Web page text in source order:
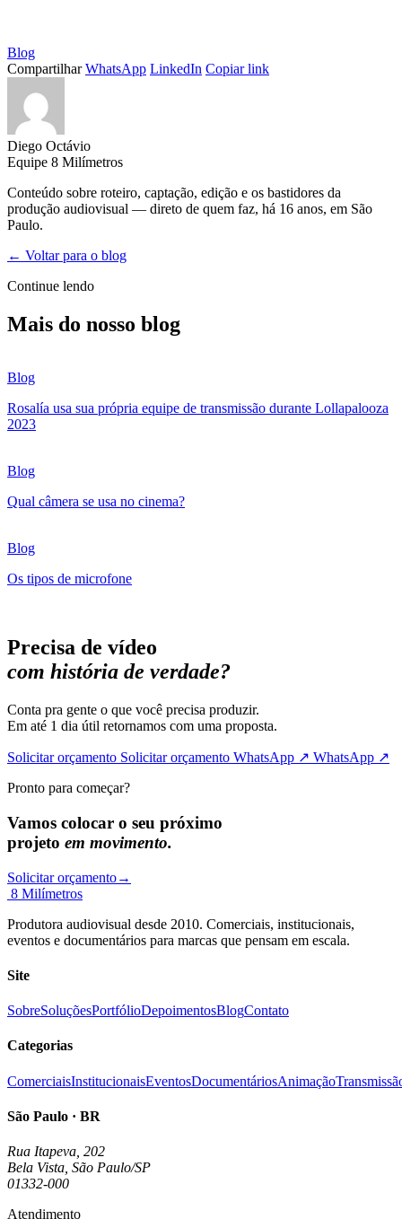
Blog
Compartilhar WhatsApp LinkedIn Copiar link
Diego Octávio
Equipe 8 Milímetros
Conteúdo sobre roteiro, captação, edição e os bastidores da
produção audiovisual — direto de quem faz, há 16 anos, em São
Paulo.
← Voltar para o blog
Continue lendo
Mais do nosso blog
Blog
Rosalía usa sua própria equipe de transmissão durante Lollapalooza
2023
Blog
Qual câmera se usa no cinema?
Blog
Os tipos de microfone
Precisa de vídeo
com história de verdade?
Conta pra gente o que você precisa produzir.
Em até 1 dia útil retornamos com uma proposta.
Solicitar orçamento Solicitar orçamento WhatsApp ↗ WhatsApp ↗
Pronto para começar?
Vamos colocar o seu próximo
projeto em movimento.
Solicitar orçamento→
8 Milímetros
Produtora audiovisual desde 2010. Comerciais, institucionais,
eventos e documentários para marcas que pensam em escala.
Site
SobreSoluçõesPortfólioDepoimentosBlogContato
Categorias
ComerciaisInstitucionaisEventosDocumentáriosAnimação
São Paulo · BR
Rua Itapeva, 202
Bela Vista, São Paulo/SP
01332-000
Atendimento